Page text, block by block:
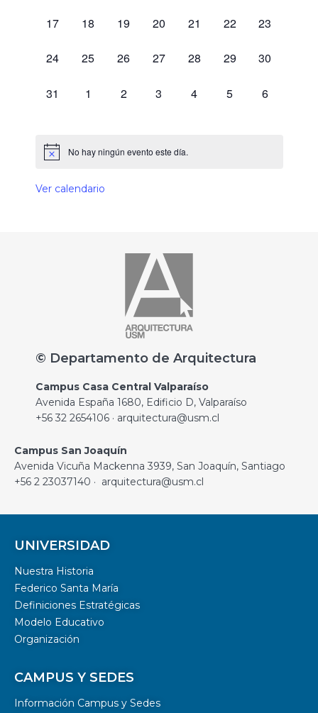
0 eventos,
17 0 eventos,
18 0 eventos,
19 0 eventos,
20 0 eventos,
21 0 eventos,
22 0 eventos,
23
0 eventos,
24 0 eventos,
25 0 eventos,
26 0 eventos,
27 0 eventos,
28 0 eventos,
29 0 eventos,
30
0 eventos,
31 0 eventos,
1 0 eventos,
2 0 eventos,
3 0 eventos,
4 0 eventos,
5 0 eventos,
6
No hay ningún evento este día.
Ver calendario
© Departamento de Arquitectura
Campus Casa Central Valparaíso
Avenida España 1680, Edificio D, Valparaíso
+56 32 2654106 · arquitectura@usm.cl
Campus San Joaquín
Avenida Vicuña Mackenna 3939, San Joaquín, Santiago
+56 2 23037140 · arquitectura@usm.cl
UNIVERSIDAD
Nuestra Historia
Federico Santa María
Definiciones Estratégicas
Modelo Educativo
Organización
CAMPUS Y SEDES
Información Campus y Sedes